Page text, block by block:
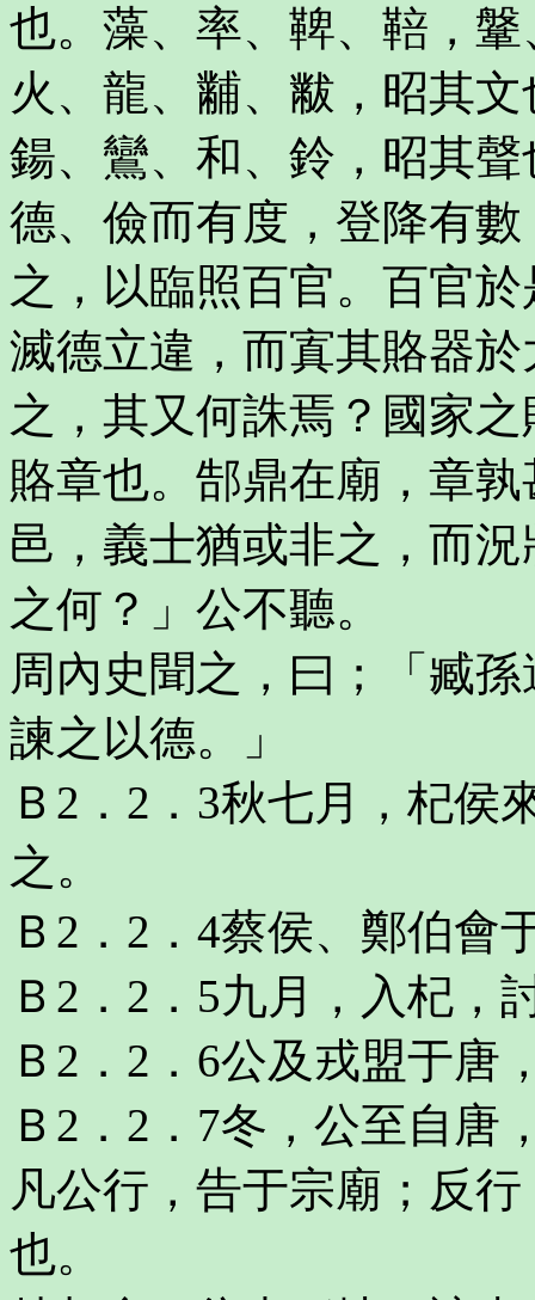
也。藻、率、鞞、鞛，
火、龍、黼、黻，昭其
鍚、鸞、和、鈴，昭其
德、儉而有度，登降有
之，以臨照百官。百官
滅德立違，而寘其賂器
之，其又何誅焉？國家
賂章也。郜鼎在廟，章
邑，義士猶或非之，而
之何？」公不聽。
周內史聞之，曰；「臧
諫之以德。」
Ｂ2．2．3秋七月，杞侯
之。
Ｂ2．2．4蔡侯、鄭伯會
Ｂ2．2．5九月，入杞，
Ｂ2．2．6公及戎盟于唐
Ｂ2．2．7冬，公至自唐
凡公行，告于宗廟；反
也。